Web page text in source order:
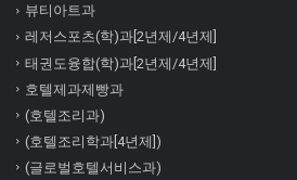
뷰티아트과
레저스포츠(학)과[2년제/4년제]
태권도융합(학)과[2년제/4년제]
호텔제과제빵과
(호텔조리과)
(호텔조리학과[4년제])
(글로벌호텔서비스과)